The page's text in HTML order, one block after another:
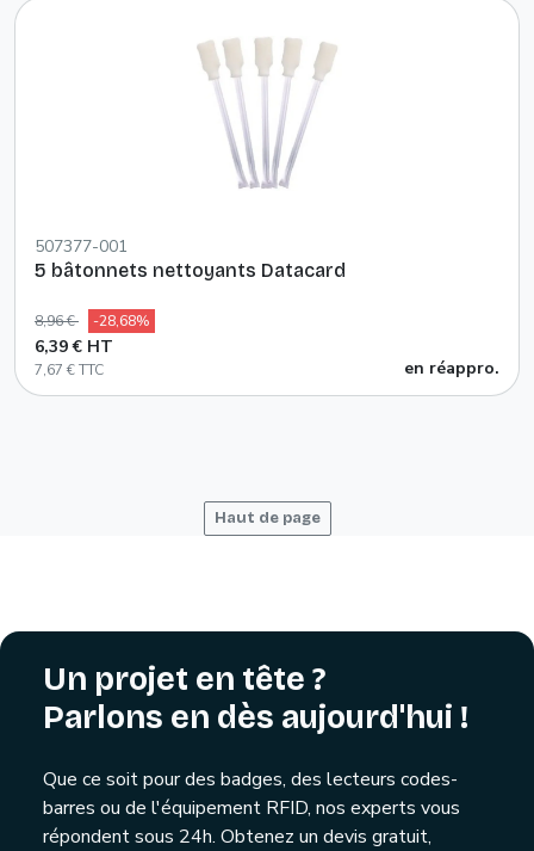
507377-001
5 bâtonnets nettoyants Datacard
8,96 € -28,68%
6,39 € HT
7,67 € TTC en réappro.
Haut de page
Un projet en tête ?
Parlons en dès aujourd'hui !
Que ce soit pour des badges, des lecteurs codes-
barres ou de l'équipement RFID, nos experts vous
répondent sous 24h. Obtenez un devis gratuit,